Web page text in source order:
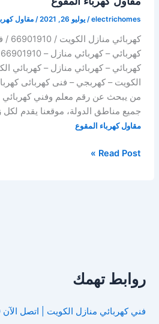
electrichomes
/ يوليو 26, 2021 / مقاول
كهربائي – كهربائي منازل – كهربائي
الكويت – كهربجي – فنى كهربائى
من يبحث عن رقم معلم وفني كهربائي
جميع مناطق الدولة، موقعنا يقدم لكل
مقاول كهرباء المقوع
مقاول
Read Post »
روابط تهمك
فني كهربائي منازل الكويت | اتصل الآن 66901910